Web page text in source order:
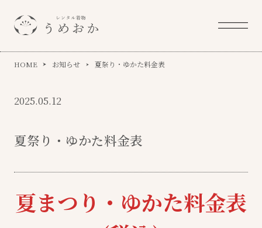
HOME お知らせ 夏祭り・ゆかた料金表
2025.05.12
夏祭り・ゆかた料金表
夏まつり・ゆかた料金表